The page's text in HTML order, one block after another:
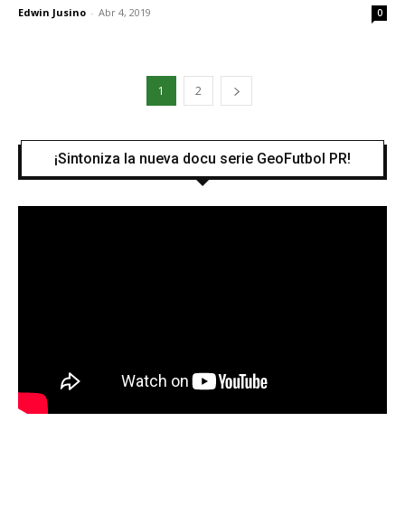
Edwin Jusino - Abr 4, 2019 0
1 2
¡Sintoniza la nueva docu serie GeoFutbol PR!